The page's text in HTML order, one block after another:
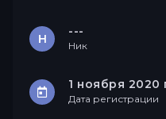
Н
---
Ник
1 ноября 2020
Дата регистрации